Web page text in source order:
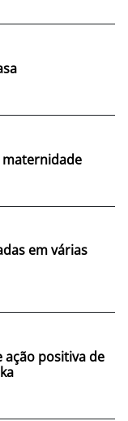
em várias
positiva de